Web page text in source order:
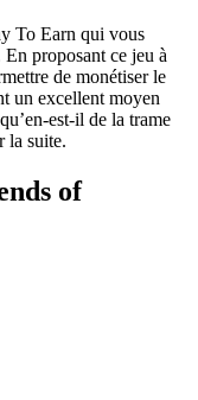
To Earn qui vous
proposant ce jeu à
de monétiser le
un excellent moyen
est-il de la trame
la suite.
of